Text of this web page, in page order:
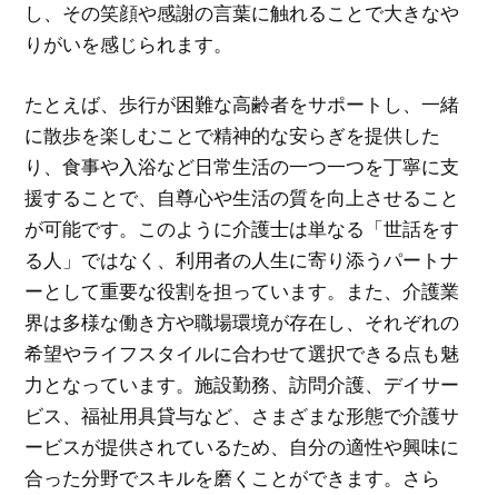
し、その笑顔や感謝の言葉に触れることで大きなや
りがいを感じられます。
たとえば、歩行が困難な高齢者をサポートし、一緒
に散歩を楽しむことで精神的な安らぎを提供した
り、食事や入浴など日常生活の一つ一つを丁寧に支
援することで、自尊心や生活の質を向上させること
が可能です。このように介護士は単なる「世話をす
る人」ではなく、利用者の人生に寄り添うパートナ
ーとして重要な役割を担っています。また、介護業
界は多様な働き方や職場環境が存在し、それぞれの
希望やライフスタイルに合わせて選択できる点も魅
力となっています。施設勤務、訪問介護、デイサー
ビス、福祉用具貸与など、さまざまな形態で介護サ
ービスが提供されているため、自分の適性や興味に
合った分野でスキルを磨くことができます。さら